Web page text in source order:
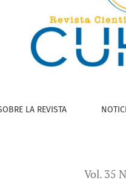
LA REVISTA
Vol. 35